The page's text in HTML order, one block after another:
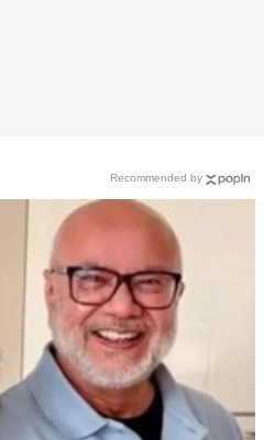
Recommended by